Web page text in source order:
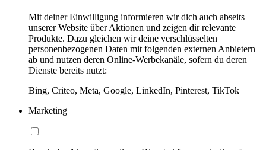
Mit deiner Einwilligung informieren wir dich auch abseits
unserer Website über Aktionen und zeigen dir relevante
Produkte. Dazu gleichen wir deine verschlüsselten
personenbezogenen Daten mit folgenden externen Anbietern
ab und nutzen deren Online-Werbekanäle, sofern du deren
Dienste bereits nutzt:
Bing, Criteo, Meta, Google, LinkedIn, Pinterest, TikTok
Marketing